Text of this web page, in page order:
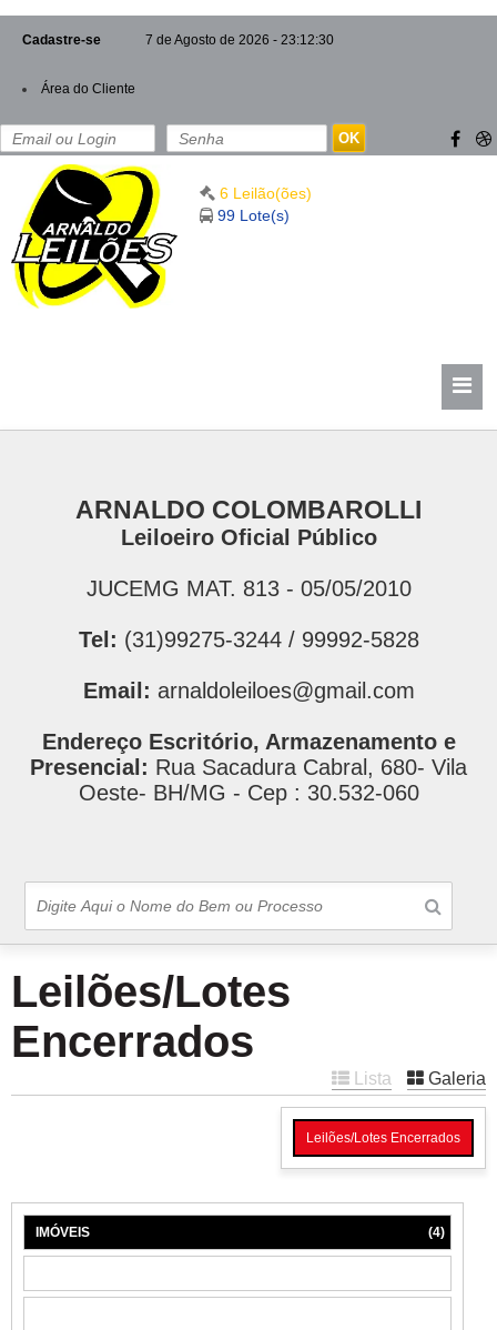
Cadastre-se 7 de Agosto de 2026 - 23:12:30
Área do Cliente
OK
6 Leilão(ões)
99 Lote(s)
ARNALDO COLOMBAROLLI
Leiloeiro Oficial Público
JUCEMG MAT. 813 - 05/05/2010
Tel: (31)99275-3244 / 99992-5828
Email: arnaldoleiloes@gmail.com
Endereço Escritório, Armazenamento e
Presencial: Rua Sacadura Cabral, 680- Vila
Oeste- BH/MG - Cep : 30.532-060
Leilões/Lotes
Encerrados
Lista Galeria
Leilões/Lotes Encerrados
IMÓVEIS (4)